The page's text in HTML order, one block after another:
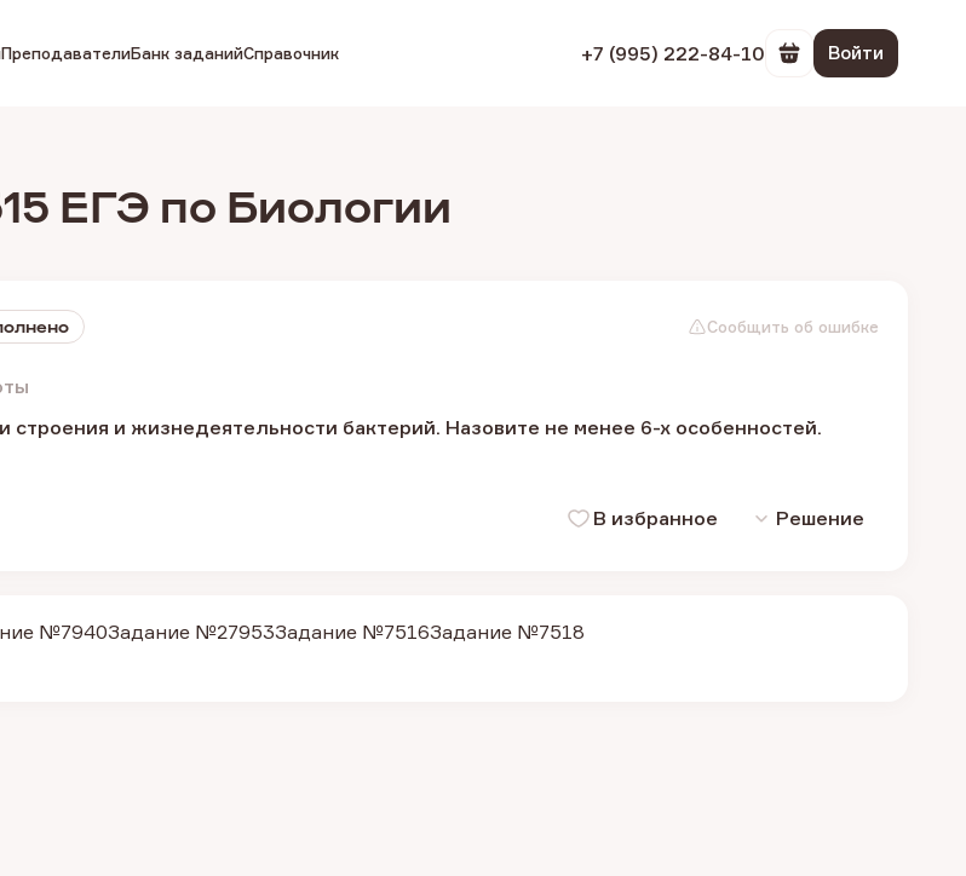
ПреподавателиБанк заданийСправочник +7 (995) 222-84-10 Перейти в
Войти
ЕГЭ по Биологии
Сообщить об ошибке
строения и жизнедеятельности бактерий. Назовите не менее 6-х особенностей.
В избранное Решение
№7940Задание №27953Задание №7516Задание №7518